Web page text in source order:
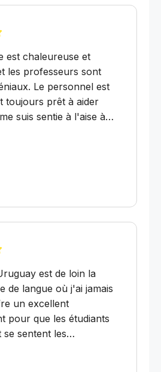
est chaleureuse et
les professeurs sont
Le personnel est
toujours prêt à aider
suis sentie à l'aise à
moi. Les cours sont très
variés — on travaille
Mais on
seulement beaucoup
et de l'Amérique
jamais ces gens
et j'espère ne pas
non plus."
est de loin la
de langue où j'ai jamais
un excellent
pour que les étudiants
sentent les